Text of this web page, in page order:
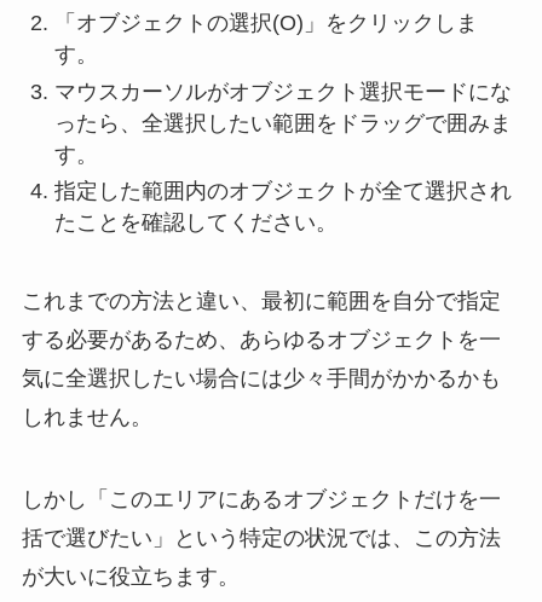
「オブジェクトの選択(O)」をクリックしま
す。
マウスカーソルがオブジェクト選択モードにな
ったら、全選択したい範囲をドラッグで囲みま
す。
指定した範囲内のオブジェクトが全て選択され
たことを確認してください。
これまでの方法と違い、最初に範囲を自分で指定
する必要があるため、あらゆるオブジェクトを一
気に全選択したい場合には少々手間がかかるかも
しれません。
しかし「このエリアにあるオブジェクトだけを一
括で選びたい」という特定の状況では、この方法
が大いに役立ちます。